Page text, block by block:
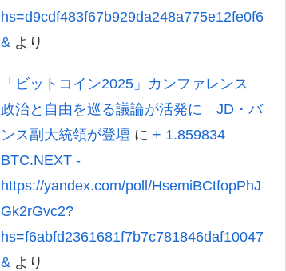
hs=d9cdf483f67b929da248a775e12fe0f6
& より
「ビットコイン2025」カンファレンス
政治と自由を巡る議論が活発に JD・バ
ンス副大統領が登壇 に + 1.859834
BTC.NEXT -
https://yandex.com/poll/HsemiBCtfopPhJ
Gk2rGvc2?
hs=f6abfd2361681f7b7c781846daf10047
& より